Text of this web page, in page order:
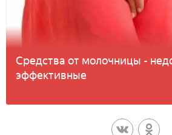
Средства от молочницы -
эффективные